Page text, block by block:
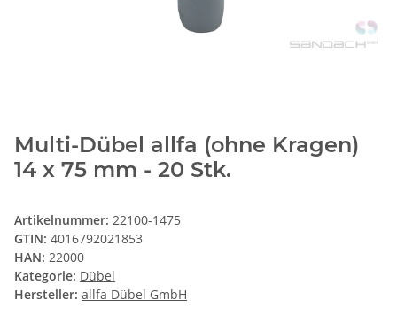
Multi-Dübel allfa (ohne Kragen)
14 x 75 mm - 20 Stk.
Artikelnummer: 22100-1475
GTIN: 4016792021853
HAN: 22000
Kategorie: Dübel
Hersteller: allfa Dübel GmbH